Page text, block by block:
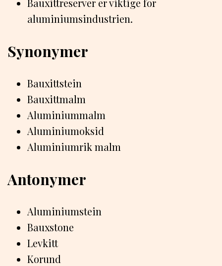
Bauxittreserver er viktige for
aluminiumsindustrien.
Synonymer
Bauxittstein
Bauxittmalm
Aluminiummalm
Aluminiumoksid
Aluminiumrik malm
Antonymer
Aluminiumstein
Bauxstone
Levkitt
Korund